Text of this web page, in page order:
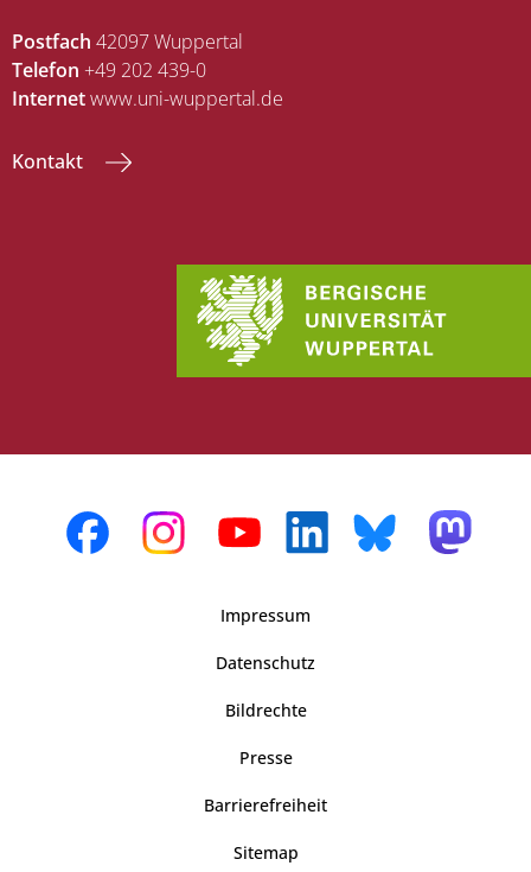
Postfach 42097 Wuppertal
Telefon +49 202 439-0
Internetwww.uni-wuppertal.de
Kontakt
Impressum
Datenschutz
Bildrechte
Presse
Barrierefreiheit
Sitemap